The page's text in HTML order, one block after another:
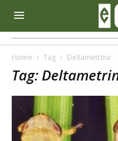
Home Tag Deltametrina
Tag: